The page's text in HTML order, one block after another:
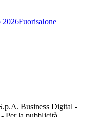
2026Fuorisalone
Business Digital -